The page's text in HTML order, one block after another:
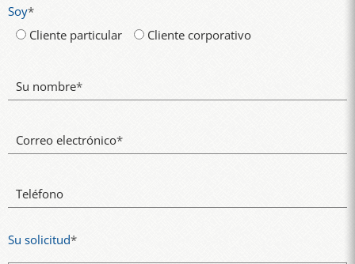
Soy*
Cliente particular
Cliente corporativo
Su nombre*
Correo electrónico*
Teléfono
Su solicitud*